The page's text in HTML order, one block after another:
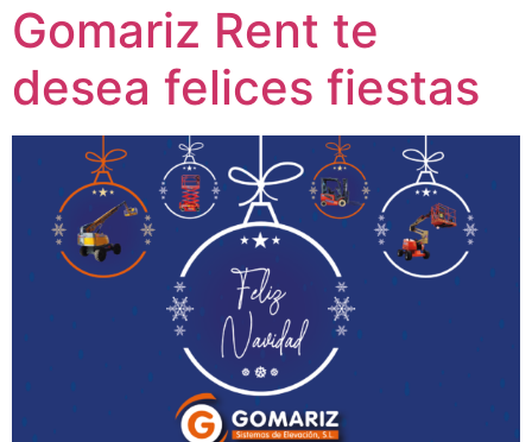
Gomariz Rent te
desea felices fiestas